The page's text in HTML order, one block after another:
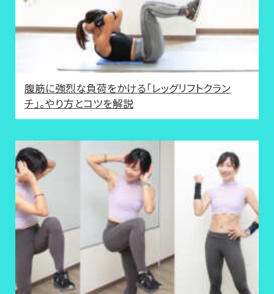
腹筋に強烈な負荷をかける「レッグリフトクラン
チ」。やり方とコツを解説